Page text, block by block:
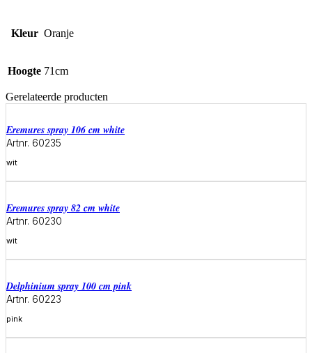
Kleur Oranje
Hoogte 71cm
Gerelateerde producten
eremures spray 106 cm white
Artnr. 60235
wit
eremures spray 82 cm white
Artnr. 60230
wit
delphinium spray 100 cm pink
Artnr. 60223
pink
Meer informatie